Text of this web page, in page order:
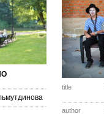
title
author